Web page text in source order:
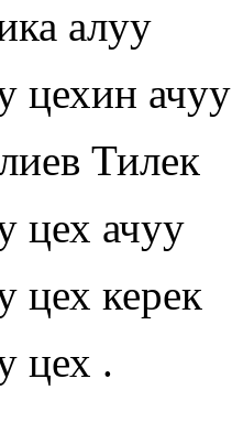
алуу
цехин ачуу
Тилек
цех ачуу
цех керек
цех .